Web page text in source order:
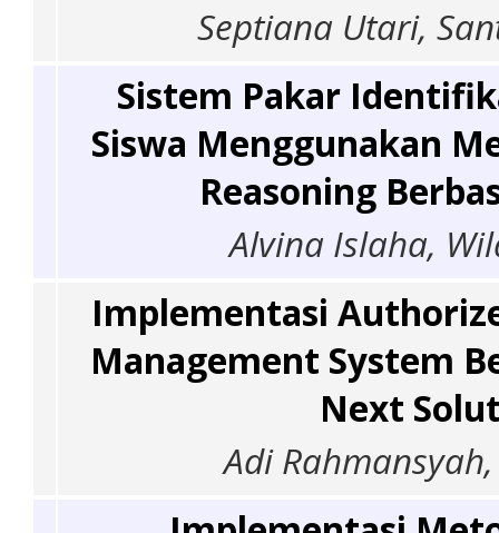
Septiana Utari,
Sistem Pakar
Siswa Menggunakan
Reasoning
Alvina Islaha,
Implementasi
Management System
Next
Adi